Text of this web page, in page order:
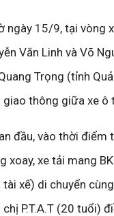
ngày 15/9, tại vòng
Văn Linh và Võ
Trọng (tỉnh
thông giữa xe ô
đầu, vào thời điểm
xoay, xe tải mang
xế) di chuyển
P.T.A.T (20 tuổi)